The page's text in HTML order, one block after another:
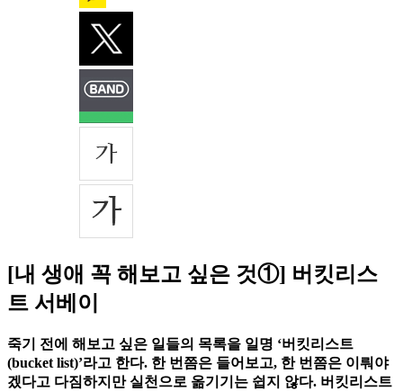
[내 생애 꼭 해보고 싶은 것①] 버킷리스
트 서베이
죽기 전에 해보고 싶은 일들의 목록을 일명 ‘버킷리스트
(bucket list)ʼ라고 한다. 한 번쯤은 들어보고, 한 번쯤은 이뤄야
겠다고 다짐하지만 실천으로 옮기기는 쉽지 않다. 버킷리스트